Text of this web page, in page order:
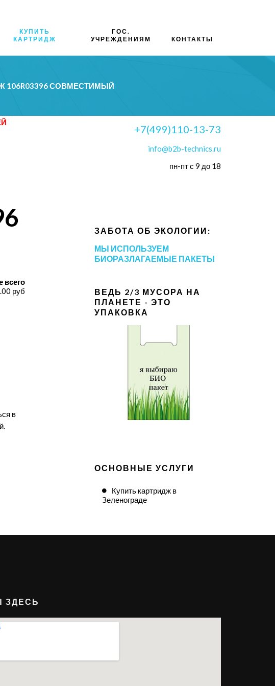
КУПИТЬ
КАРТРИДЖ
ГОС.
УЧРЕЖДЕНИЯМ
КОНТАКТЫ
106R03396 СОВМЕСТИМЫЙ
+7(499)110-13-73
info@b2b-technics.ru
пн-пт с 9 до 18
всего
руб
в
ЗАБОТА ОБ ЭКОЛОГИИ:
МЫ ИСПОЛЬЗУЕМ
БИОРАЗЛАГАЕМЫЕ ПАКЕТЫ
ВЕДЬ 2/3 МУСОРА НА
ПЛАНЕТЕ - ЭТО
УПАКОВКА
ОСНОВНЫЕ УСЛУГИ
Купить картридж в
Зеленограде
ЗДЕСЬ